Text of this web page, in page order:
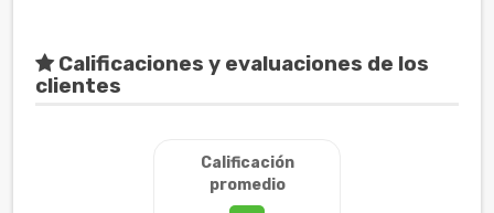
Calificaciones y evaluaciones de los
clientes
Calificación
promedio